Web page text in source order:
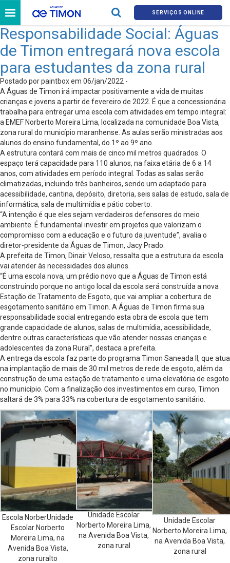
SERVIÇOS ONLINE
Responsabilidade Social: Águas
de Timon entregará nova escola
para estudantes da zona rural
Postado por paintbox em 06/jan/2022 -
A Águas de Timon irá impactar positivamente a vida de muitas
crianças e jovens a partir de fevereiro de 2022. É que a concessionária
trabalha para entregar uma escola com atividades em tempo integral:
a EMEF Norberto Moreira Lima, localizada na comunidade Boa Vista,
zona rural do município maranhense. As aulas serão ministradas aos
alunos do ensino fundamental, do 1º ao 9º ano.
A estrutura contará com mais de cinco mil metros quadrados. O
espaço terá capacidade para 110 alunos, na faixa etária de 6 a 14
anos, com atividades em período integral. Todas as salas serão
climatizadas, incluindo três banheiros, sendo um adaptado para
acessibilidade, cantina, depósito, diretoria, seis salas de estudo, sala de
informática, sala de multimídia e pátio coberto.
“A intenção é que eles sejam verdadeiros defensores do meio
ambiente. É fundamental investir em projetos que valorizam o
compromisso com a educação e o futuro da juventude”, avalia o
diretor-presidente da Águas de Timon, Jacy Prado.
A prefeita de Timon, Dinair Veloso, ressalta que a estrutura da escola
vai atender às necessidades dos alunos.
“É uma escola nova, um prédio novo que a Águas de Timon está
construindo porque no antigo local da escola será construída a nova
Estação de Tratamento de Esgoto, que vai ampliar a cobertura de
esgotamento sanitário em Timon. A Águas de Timon firma sua
responsabilidade social entregando esta obra de escola que tem
grande capacidade de alunos, salas de multimídia, acessibilidade,
dentre outras características que vão atender nossas crianças e
adolescentes da zona Rural”, destaca a prefeita.
A entrega da escola faz parte do programa Timon Saneada II, que atua
na implantação de mais de 30 mil metros de rede de esgoto, além da
construção de uma estação de tratamento e uma elevatória de esgoto
no município. Com a finalização dos investimentos em curso, Timon
saltará de 3% para 33% na cobertura de esgotamento sanitário.
Escola NorberUnidade
Escolar Norberto
Moreira Lima, na
Avenida Boa Vista,
zona ruralto
Unidade Escolar
Norberto Moreira Lima,
na Avenida Boa Vista,
zona rural
Unidade Escolar
Norberto Moreira Lima,
na Avenida Boa Vista,
zona rural